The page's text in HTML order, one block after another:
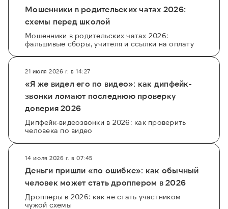
Мошенники в родительских чатах 2026:
схемы перед школой
Мошенники в родительских чатах 2026:
фальшивые сборы, учителя и ссылки на оплату
21 июля 2026 г. в 14:27
«Я же видел его по видео»: как дипфейк-
звонки ломают последнюю проверку
доверия 2026
Дипфейк-видеозвонки в 2026: как проверить
человека по видео
14 июля 2026 г. в 07:45
Деньги пришли «по ошибке»: как обычный
человек может стать дроппером в 2026
Дропперы в 2026: как не стать участником
чужой схемы